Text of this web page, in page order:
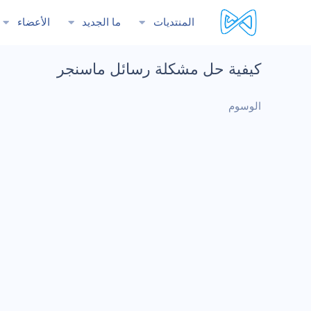
المنتديات ما الجديد الأعضاء
كيفية حل مشكلة رسائل ماسنجر
الوسوم